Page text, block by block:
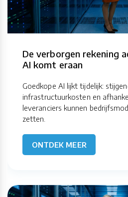
De verborgen rekening
AI komt eraan
Goedkope AI lijkt tijdelijk:
infrastructuurkosten en
leveranciers kunnen
zetten.
ONTDEK MEER